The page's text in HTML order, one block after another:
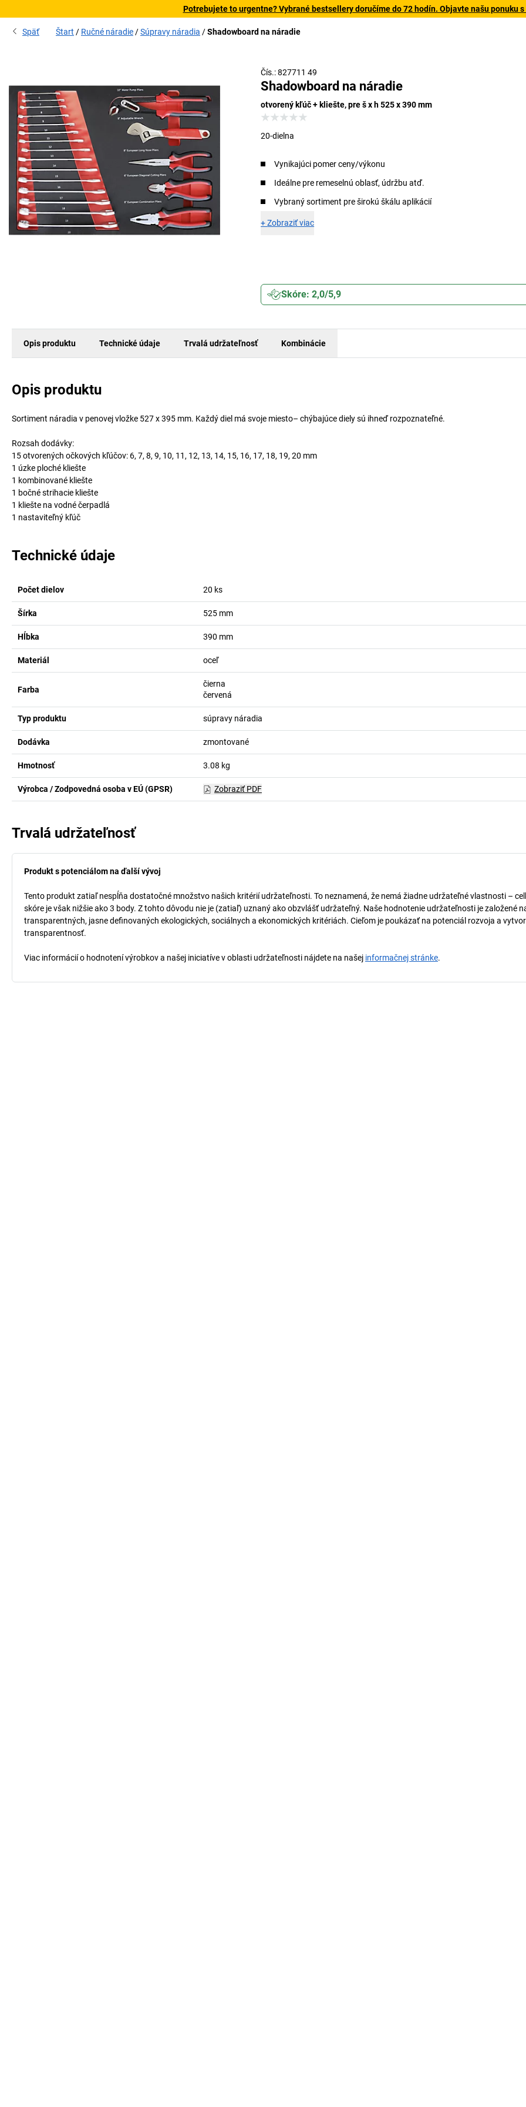
Potrebujete to urgentne? Vybrané bestsellery doručíme do 72 hodín. Objavte našu ponuku
Späť Štart Ručné náradie Súpravy náradia Shadowboard na náradie
Čís.: 827711 49
Shadowboard na náradie
otvorený kľúč + kliešte, pre š x h 525 x 390 mm
20-dielna
Vynikajúci pomer ceny/výkonu
Ideálne pre remeselnú oblasť, údržbu atď.
Vybraný sortiment pre širokú škálu aplikácií
+Zobraziť viac
Skóre: 2,0/5,9
Opis produktu Technické údaje Trvalá udržateľnosť Kombinácie
Opis produktu
Sortiment náradia v penovej vložke 527 x 395 mm. Každý diel má svoje miesto– chýbajúce diely sú ihneď rozpoznateľné.
Rozsah dodávky:
15 otvorených očkových kľúčov: 6, 7, 8, 9, 10, 11, 12, 13, 14, 15, 16, 17, 18, 19, 20 mm
1 úzke ploché kliešte
1 kombinované kliešte
1 bočné strihacie kliešte
1 kliešte na vodné čerpadlá
1 nastaviteľný kľúč
Technické údaje
Počet dielov 20 ks
Šírka 525 mm
Hĺbka 390 mm
Materiál oceľ
Farba
čierna
červená
Typ produktu súpravy náradia
Dodávka zmontované
Hmotnosť 3.08 kg
Výrobca / Zodpovedná osoba v EÚ (GPSR) Zobraziť PDF
Trvalá udržateľnosť
Produkt s potenciálom na ďalší vývoj
Tento produkt zatiaľ nespĺňa dostatočné množstvo našich kritérií udržateľnosti. To neznamená, že nemá žiadne udržateľné vlastnosti –
skóre je však nižšie ako 3 body. Z tohto dôvodu nie je (zatiaľ) uznaný ako obzvlášť udržateľný. Naše hodnotenie udržateľnosti je založené
transparentných, jasne definovaných ekologických, sociálnych a ekonomických kritériách. Cieľom je poukázať na potenciál rozvoja a
transparentnosť.
Viac informácií o hodnotení výrobkov a našej iniciatíve v oblasti udržateľnosti nájdete na našej informačnej stránke.